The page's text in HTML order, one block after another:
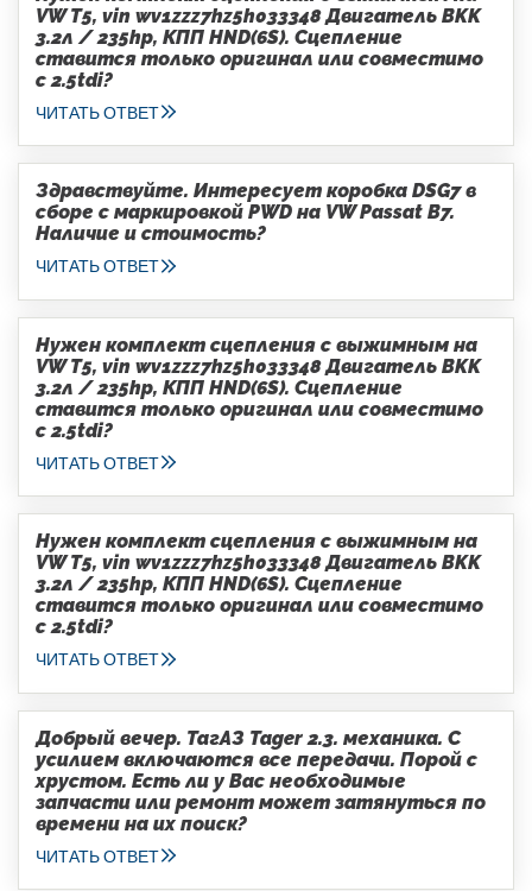
VW T5, vin wv1zzz7hz5h033348 Двигатель BKK
3.2л / 235hp, КПП HND(6S). Сцепление
ставится только оригинал или совместимо
с 2.5tdi?
ЧИТАТЬ ОТВЕТ
Здравствуйте. Интересует коробка DSG7 в
сборе с маркировкой PWD на VW Passat B7.
Наличие и стоимость?
ЧИТАТЬ ОТВЕТ
Нужен комплект сцепления с выжимным на
VW T5, vin wv1zzz7hz5h033348 Двигатель BKK
3.2л / 235hp, КПП HND(6S). Сцепление
ставится только оригинал или совместимо
с 2.5tdi?
ЧИТАТЬ ОТВЕТ
Нужен комплект сцепления с выжимным на
VW T5, vin wv1zzz7hz5h033348 Двигатель BKK
3.2л / 235hp, КПП HND(6S). Сцепление
ставится только оригинал или совместимо
с 2.5tdi?
ЧИТАТЬ ОТВЕТ
Добрый вечер. ТагАЗ Tager 2.3. механика. С
усилием включаются все передачи. Порой с
хрустом. Есть ли у Вас необходимые
запчасти или ремонт может затянуться по
времени на их поиск?
ЧИТАТЬ ОТВЕТ